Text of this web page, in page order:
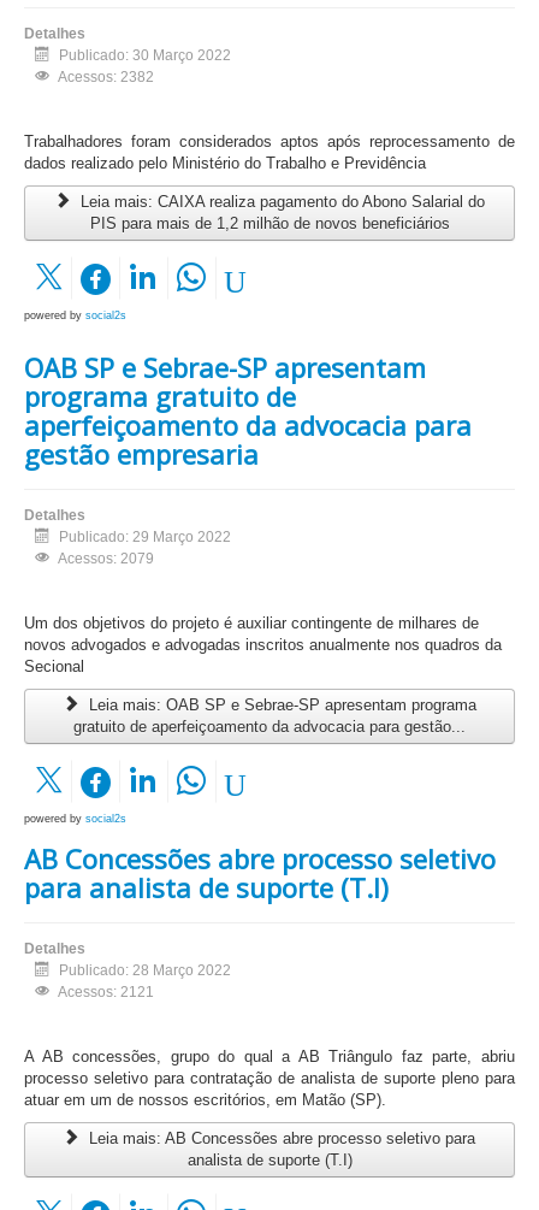
Detalhes
Publicado: 30 Março 2022
Acessos: 2382
Trabalhadores foram considerados aptos após reprocessamento de
dados realizado pelo Ministério do Trabalho e Previdência
Leia mais: CAIXA realiza pagamento do Abono Salarial do
PIS para mais de 1,2 milhão de novos beneficiários
powered by social2s
OAB SP e Sebrae-SP apresentam
programa gratuito de
aperfeiçoamento da advocacia para
gestão empresaria
Detalhes
Publicado: 29 Março 2022
Acessos: 2079
Um dos objetivos do projeto é auxiliar contingente de milhares de
novos advogados e advogadas inscritos anualmente nos quadros da
Secional
Leia mais: OAB SP e Sebrae-SP apresentam programa
gratuito de aperfeiçoamento da advocacia para gestão...
powered by social2s
AB Concessões abre processo seletivo
para analista de suporte (T.I)
Detalhes
Publicado: 28 Março 2022
Acessos: 2121
A AB concessões, grupo do qual a AB Triângulo faz parte, abriu
processo seletivo para contratação de analista de suporte pleno para
atuar em um de nossos escritórios, em Matão (SP).
Leia mais: AB Concessões abre processo seletivo para
analista de suporte (T.I)